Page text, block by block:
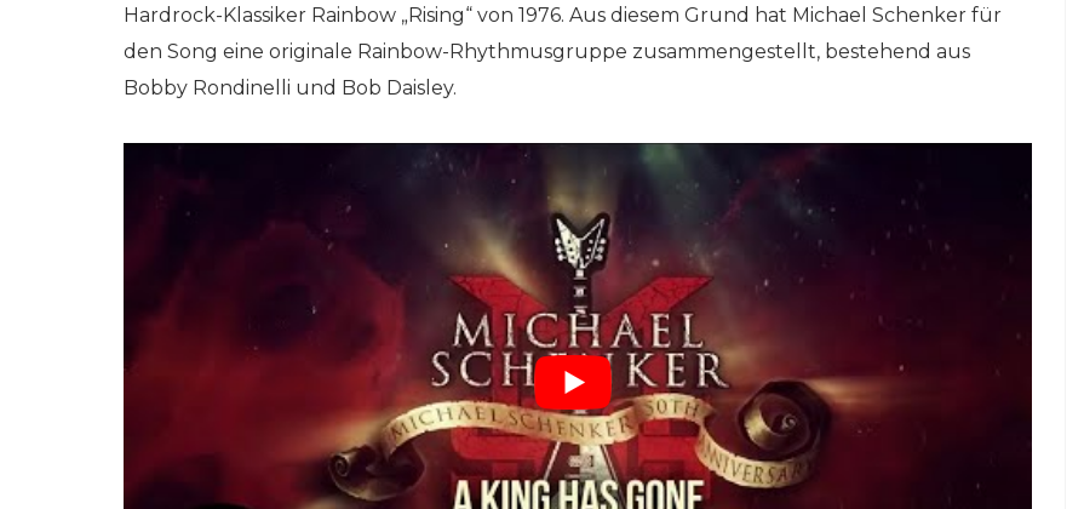
Hardrock-Klassiker Rainbow „Rising“ von 1976. Aus diesem Grund hat Michael Schenker für
den Song eine originale Rainbow-Rhythmusgruppe zusammengestellt, bestehend aus
Bobby Rondinelli und Bob Daisley.